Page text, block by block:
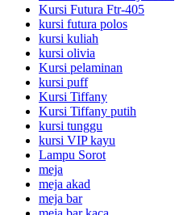
Kursi Futura Ftr-405
kursi futura polos
kursi kuliah
kursi olivia
Kursi pelaminan
kursi puff
Kursi Tiffany
Kursi Tiffany putih
kursi tunggu
kursi VIP kayu
Lampu Sorot
meja
meja akad
meja bar